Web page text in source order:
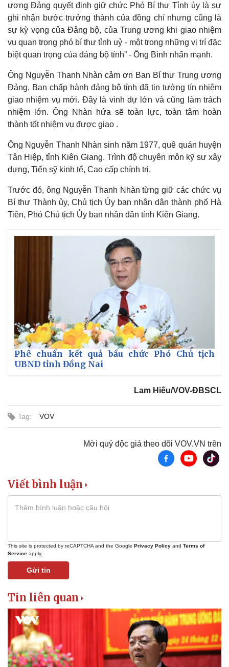
Thế giới
Cuộc sống đó đây
Hồ sơ
Ảnh
E-Magazine
Infographic
Kinh tế
Bất động sản
Khởi nghiệp
Thị trường
Giá vàng
Tiêu dùng
ương Đảng quyết định giữ chức Phó Bí thư Tỉnh ủy là sự
ghi nhận bước trưởng thành của đồng chí nhưng cũng là
sự kỳ vọng của Đảng bộ, của Trung ương khi giao nhiệm
vụ quan trọng phó bí thư tỉnh uỷ - một trong những vị trí đặc
biệt quan trọng của đảng bộ tỉnh” - Ông Bình nhấn mạnh.
Ông Nguyễn Thanh Nhàn cảm ơn Ban Bí thư Trung ương
Đảng, Ban chấp hành đảng bộ tỉnh đã tin tưởng tín nhiệm
giao nhiệm vụ mới. Đây là vinh dự lớn và cũng làm trách
nhiệm lớn. Ông Nhàn hứa sẽ toàn lực, toàn tâm hoàn
thành tốt nhiệm vụ được giao .
Ông Nguyễn Thanh Nhàn sinh năm 1977, quê quán huyện
Tân Hiệp, tỉnh Kiên Giang. Trình độ chuyên môn kỹ sư xây
dựng, Tiến sỹ kinh tế, Cao cấp chính trị.
Trước đó, ông Nguyễn Thanh Nhàn từng giữ các chức vụ
Bí thư Thành ủy, Chủ tịch Ủy ban nhân dân thành phố Hà
Tiên, Phó Chủ tịch Ủy ban nhân dân tỉnh Kiên Giang.
Phê chuẩn kết quả bầu chức Phó Chủ tịch
UBND tỉnh Đồng Nai
Lam Hiếu/VOV-ĐBSCL
Tag: VOV
Mời quý độc giả theo dõi VOV.VN trên
Viết bình luận
This site is protected by reCAPTCHA and the Google Privacy Policy and Terms of
Service apply.
Gửi tin
Tin liên quan